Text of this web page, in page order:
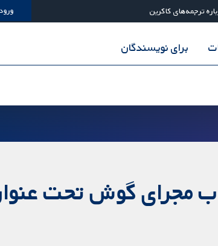
ترجمه‌های کاکرین ورود
برای نویسندگان
مجرای گوش تحت